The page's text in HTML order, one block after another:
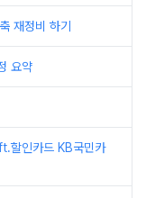
재정비 하기
요약
할인카드 KB국민카